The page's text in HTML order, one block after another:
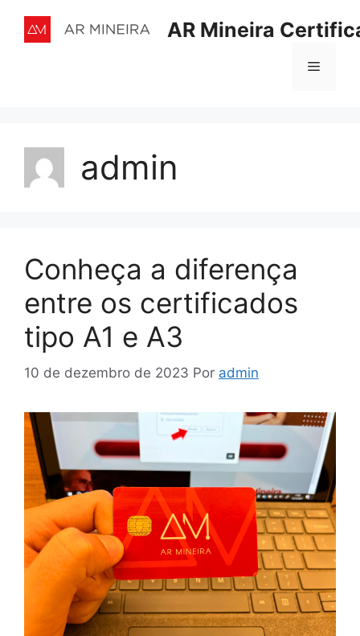
AR Mineira
admin
Conheça a diferença
entre os certificados
tipo A1 e A3
10 de dezembro de 2023 Por admin